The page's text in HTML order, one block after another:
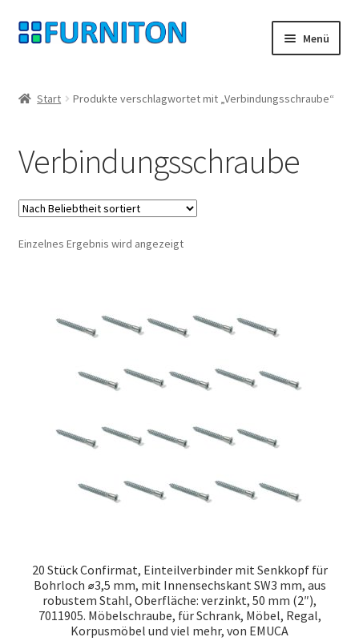
Zur
Navigation
Zum
Inhalt
Menü
Datenschutz
Widerrufsrecht
Kontakt
Start Produkte verschlagwortet mit „Verbindungsschraube“
Verbindungsschraube
Einzelnes Ergebnis wird angezeigt
20 Stück Confirmat, Einteilverbinder mit Senkkopf für
Bohrloch ⌀3,5 mm, mit Innensechskant SW3 mm, aus
robustem Stahl, Oberfläche: verzinkt, 50 mm (2″),
7011905. Möbelschraube, für Schrank, Möbel, Regal,
Korpusmöbel und viel mehr, von EMUCA